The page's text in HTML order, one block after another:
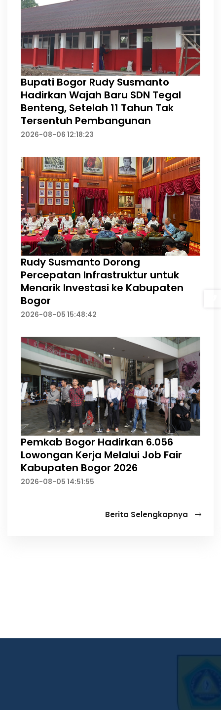
Bupati Bogor Rudy Susmanto
Hadirkan Wajah Baru SDN Tegal
Benteng, Setelah 11 Tahun Tak
Tersentuh Pembangunan
2026-08-06 12:18:23
Rudy Susmanto Dorong
Percepatan Infrastruktur untuk
Menarik Investasi ke Kabupaten
Bogor
2026-08-05 15:48:42
Pemkab Bogor Hadirkan 6.056
Lowongan Kerja Melalui Job Fair
Kabupaten Bogor 2026
2026-08-05 14:51:55
Berita Selengkapnya